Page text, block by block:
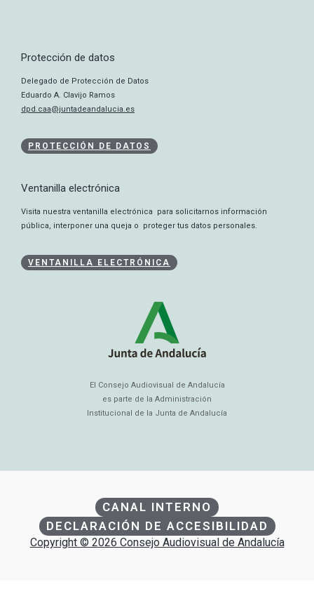
Protección de datos
Delegado de Protección de Datos
Eduardo A. Clavijo Ramos
dpd.caa@juntadeandalucia.es
PROTECCIÓN DE DATOS
Ventanilla electrónica
Visita nuestra ventanilla electrónica para solicitarnos información
pública, interponer una queja o proteger tus datos personales.
VENTANILLA ELECTRÓNICA
El Consejo Audiovisual de Andalucía
es parte de la Administración
Institucional de la Junta de Andalucía
CANAL INTERNO
DECLARACIÓN DE ACCESIBILIDAD
Copyright © 2026 Consejo Audiovisual de Andalucía